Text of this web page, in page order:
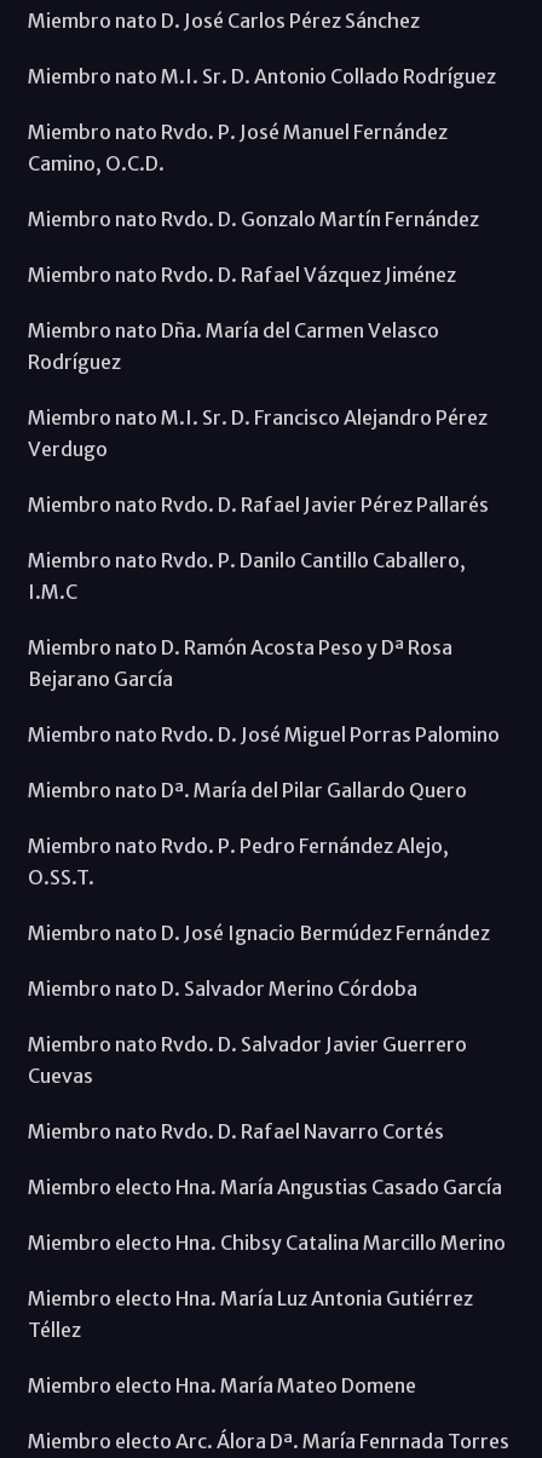
Miembro nato D. José Carlos Pérez Sánchez
Miembro nato M.I. Sr. D. Antonio Collado Rodríguez
Miembro nato Rvdo. P. José Manuel Fernández
Camino, O.C.D.
Miembro nato Rvdo. D. Gonzalo Martín Fernández
Miembro nato Rvdo. D. Rafael Vázquez Jiménez
Miembro nato Dña. María del Carmen Velasco
Rodríguez
Miembro nato M.I. Sr. D. Francisco Alejandro Pérez
Verdugo
Miembro nato Rvdo. D. Rafael Javier Pérez Pallarés
Miembro nato Rvdo. P. Danilo Cantillo Caballero,
I.M.C
Miembro nato D. Ramón Acosta Peso y Dª Rosa
Bejarano García
Miembro nato Rvdo. D. José Miguel Porras Palomino
Miembro nato Dª. María del Pilar Gallardo Quero
Miembro nato Rvdo. P. Pedro Fernández Alejo,
O.SS.T.
Miembro nato D. José Ignacio Bermúdez Fernández
Miembro nato D. Salvador Merino Córdoba
Miembro nato Rvdo. D. Salvador Javier Guerrero
Cuevas
Miembro nato Rvdo. D. Rafael Navarro Cortés
Miembro electo Hna. María Angustias Casado García
Miembro electo Hna. Chibsy Catalina Marcillo Merino
Miembro electo Hna. María Luz Antonia Gutiérrez
Téllez
Miembro electo Hna. María Mateo Domene
Miembro electo Arc. Álora Dª. María Fenrnada Torres